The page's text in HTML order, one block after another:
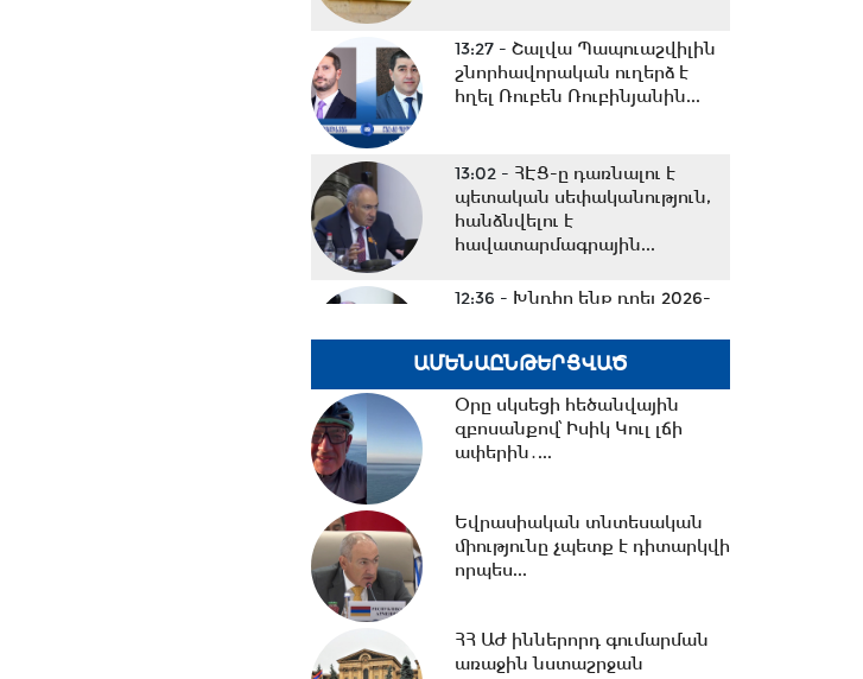
13:27 - Շալվա Պապուաշվիլին
շնորհավորական ուղերձ է
հղել Ռուբեն Ռուբինյանին...
13:02 - ՀԷՑ-ը դառնալու է
պետական սեփականություն,
հանձնվելու է
հավատարմագրային...
12:36 - Խնդիր ենք դրել 2026-
վերադարձնել...
11:53 -Կոնգոյում Էբոլայի
հիվանդության նոր դեպքերի
11:40 -«Մուլտի գրուպ»
կոնցեռնի տնօրեն Արթուր
11:32 -«Մուլտի գրուպ»
ԱՄԵՆԱԸՆԹԵՐՑՎԱԾ
Օրը սկսեցի հեծանվային
զբոսանքով՝ Իսիկ Կուլ լճի
ափերին․...
Եվրասիական տնտեսական
միությունը չպետք է դիտարկվի
որպես...
ՀՀ ԱԺ իններորդ գումարման
առաջին նստաշրջան